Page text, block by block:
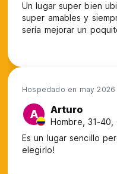
Un lugar super bien
super amables y
sería mejorar un
Hospedado en may 2026
A Arturo
Hombre, 31-40,
Es un lugar sencillo
elegirlo!